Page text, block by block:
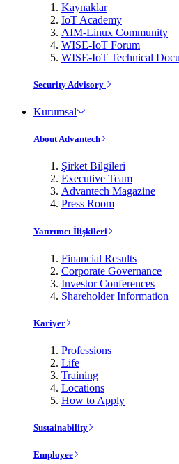
Kaynaklar
IoT Academy
AIM-Linux Community
WISE-IoT Forum
WISE-IoT Technical
Security Advisory
Kurumsal
About Advantech
Şirket Bilgileri
Executive Team
Advantech Magazine
Press Room
Yatırımcı İlişkileri
Financial Results
Corporate Governance
Investor Conferences
Shareholder Information
Kariyer
Professions
Life
Training
Locations
How to Apply
Sustainability
Employee